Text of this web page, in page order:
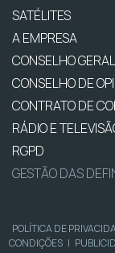
SATÉLITES
A EMPRESA
CONSELHO
CONSELHO DE
CONTRATO DE
RÁDIO E
RGPD
GESTÃO DAS
POLÍTICA DE
CONDIÇÕES |